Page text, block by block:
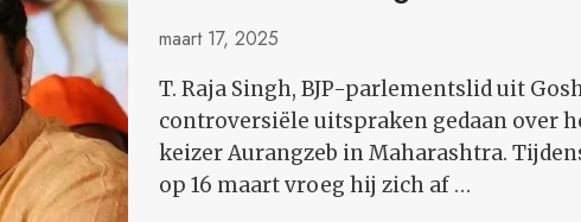
NIET
maart 17, 2025
T. Raja Singh, BJP-parlementslid uit
controversiële uitspraken gedaan over
keizer Aurangzeb in Maharashtra.
op 16 maart vroeg hij zich af …